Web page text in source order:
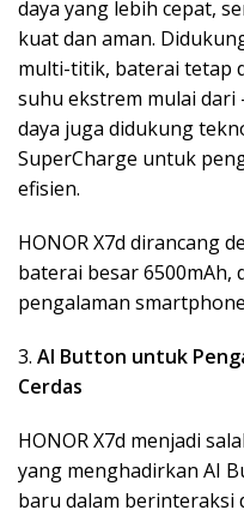
daya yang lebih cepat,
kuat dan aman.
multi-titik, baterai tetap
suhu ekstrem mulai dari
daya juga didukung
SuperCharge untuk
efisien.
HONOR X7d dirancang
baterai besar 6500mAh,
pengalaman
3. AI Button untuk
Cerdas
HONOR X7d menjadi
yang menghadirkan AI
baru dalam berinteraksi